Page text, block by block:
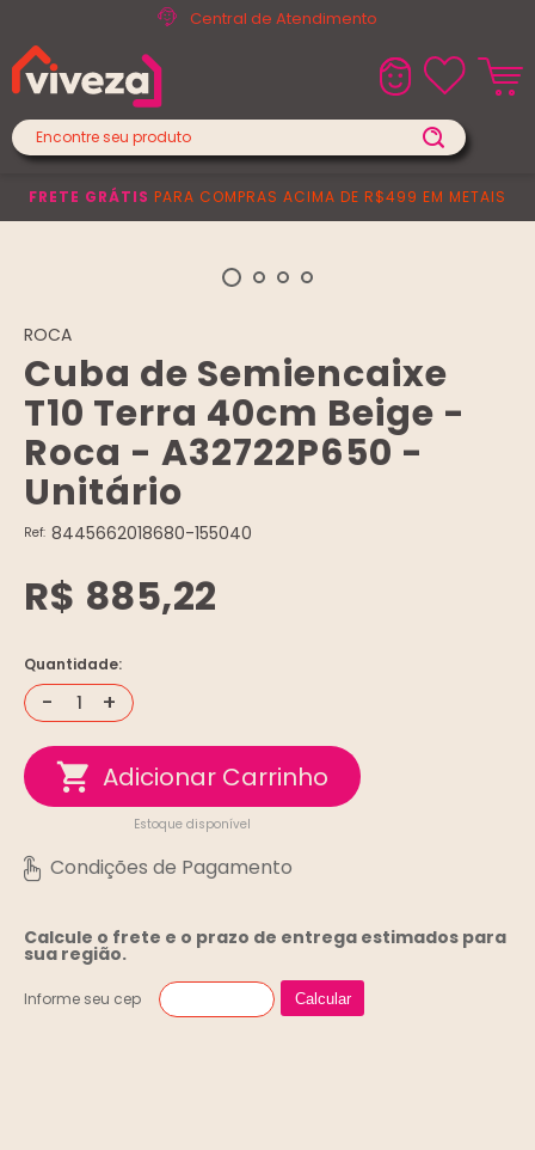
Central de Atendimento
FRETE GRÁTIS PARA COMPRAS ACIMA DE R$499 EM METAIS
ROCA
Cuba de Semiencaixe
T10 Terra 40cm Beige -
Roca - A32722P650 -
Unitário
Ref: 8445662018680-155040
R$ 885,22
Quantidade:
- +
Estoque disponível
Calcule o frete e o prazo de entrega estimados para
sua região.
Informe seu cep Calcular